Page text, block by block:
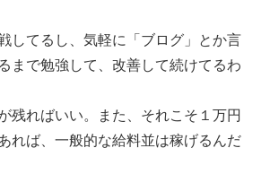
してるし、気軽に「ブログ」とか言
まで勉強して、改善して続けてるわ
残ればいい。また、それこそ１万円
れば、一般的な給料並は稼げるんだ